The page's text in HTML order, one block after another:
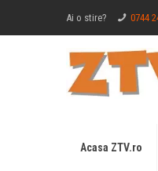
Ai o stire? 0744
Acasa ZTV.ro